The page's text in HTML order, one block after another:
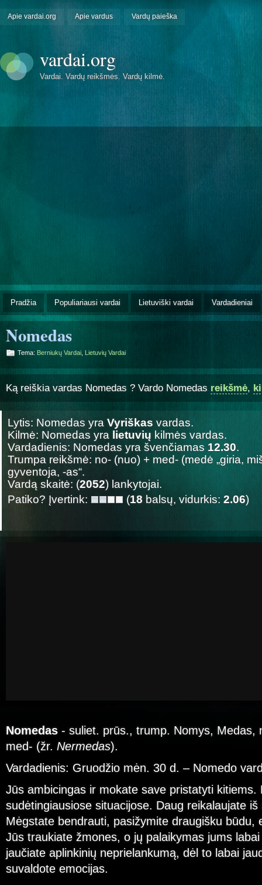
Apie vardai.org Apie vardus Vardų paieška
vardai.org
Vardai. Vardų reikšmės. Vardų kilmė.
Pradžia Populiariausi vardai Lietuviški vardai Vardadieniai
Nomedas
Tema: Berniukų Vardai Lietuvių Vardai
Ką reiškia vardas Nomedas ? Vardo Nomedas reikšmė,
Lytis: Nomedas yra Vyriškas vardas.
Kilmė: Nomedas yra lietuvių kilmės vardas.
Vardadienis: Nomedas yra švenčiamas 12.30.
Trumpa reikšmė: no- (nuo) + med- (medė „giria,
gyventoja, -as“.
Vardą skaitė: (2052) lankytojai.
Patiko? Įvertink:
(18 balsų, vidurkis: 2.06)
Nomedas - suliet. prūs., trump. Nomys, Medas,
med- (žr. Nermedas).
Vardadienis: Gruodžio mėn. 30 d. – Nomedo
Jūs ambicingas ir mokate save pristatyti kitiems.
sudėtingiausiose situacijose. Daug reikalaujate
Mėgstate bendrauti, pasižymite draugišku būdu,
Jūs traukiate žmones, o jų palaikymas jums
jaučiate aplinkinių neprielankumą, dėl to labai
suvaldote emocijas.